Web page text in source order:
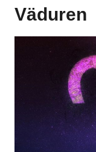
Väduren